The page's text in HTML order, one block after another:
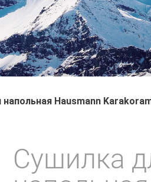
Hausmann
Сушилка